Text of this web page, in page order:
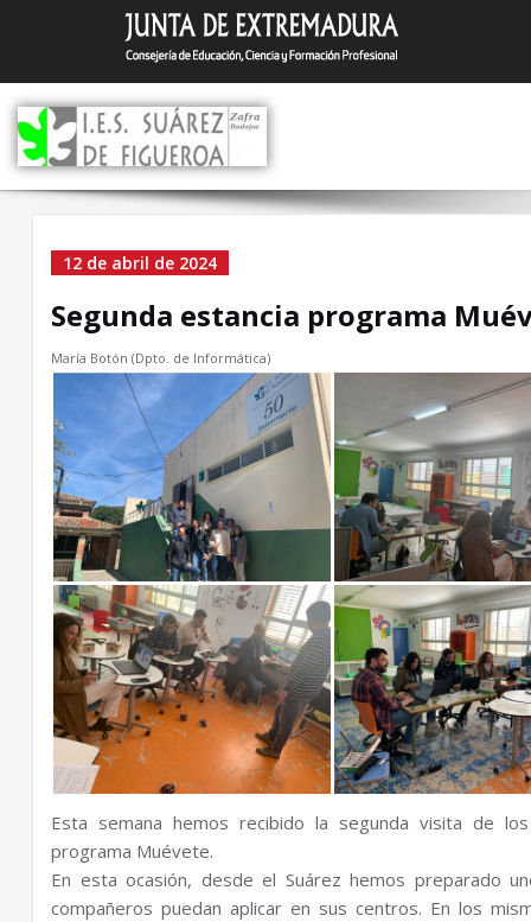
Saltar
contenido
Segunda estancia
programa Muévete
12 de abril de 2024
Segunda estancia programa
María Botón (Dpto. de Informática)
Esta semana hemos recibido la segunda visita de
programa Muévete.
En esta ocasión, desde el Suárez hemos preparado
compañeros puedan aplicar en sus centros. En los